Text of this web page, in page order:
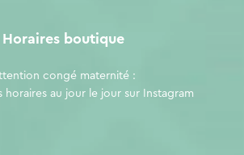
Horaires boutique
congé maternité :
horaires au jour le jour sur
Instagram